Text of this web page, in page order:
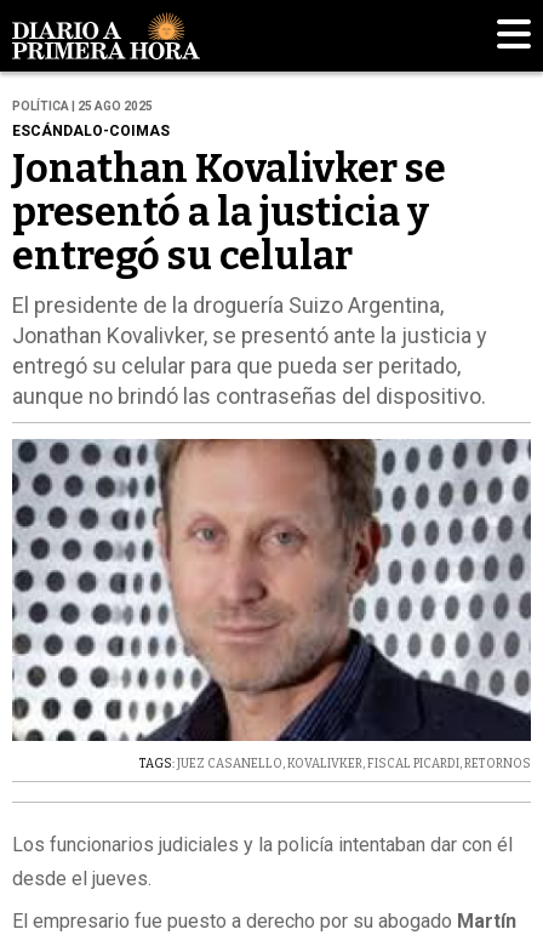
POLÍTICA | 25 AGO 2025
ESCÁNDALO-COIMAS
Jonathan Kovalivker se
presentó a la justicia y
entregó su celular
El presidente de la droguería Suizo Argentina,
Jonathan Kovalivker, se presentó ante la justicia y
entregó su celular para que pueda ser peritado,
aunque no brindó las contraseñas del dispositivo.
TAGS: JUEZ CASANELLO,KOVALIVKER,FISCAL PICARDI,RETORNOS
Los funcionarios judiciales y la policía intentaban dar con él
desde el jueves.
El empresario fue puesto a derecho por su abogado Martín